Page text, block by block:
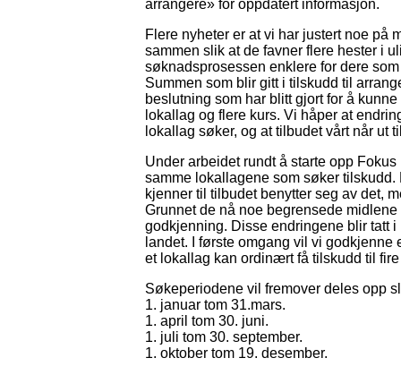
arrangere» for oppdatert informasjon.
Flere nyheter er at vi har justert noe på
sammen slik at de favner flere hester i
søknadsprosessen enklere for dere
Summen som blir gitt i tilskudd til
beslutning som har blitt gjort for å
lokallag og flere kurs. Vi håper at
lokallag søker, og at tilbudet vårt når ut
Under arbeidet rundt å starte opp
samme lokallagene som søker
kjenner til tilbudet benytter seg av det,
Grunnet de nå noe begrensede
godkjenning. Disse endringene blir tatt
landet. I første omgang vil vi
et lokallag kan ordinært få tilskudd til
Søkeperiodene vil fremover deles opp
1. januar tom 31.mars.
1. april tom 30. juni.
1. juli tom 30. september.
1. oktober tom 19. desember.